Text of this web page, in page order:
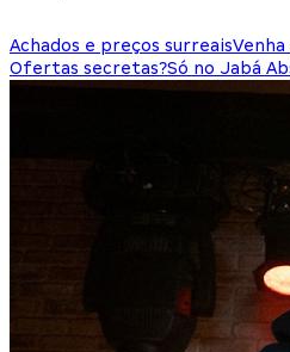
Achados e preços surreais
Ofertas secretas?Só no Jabá